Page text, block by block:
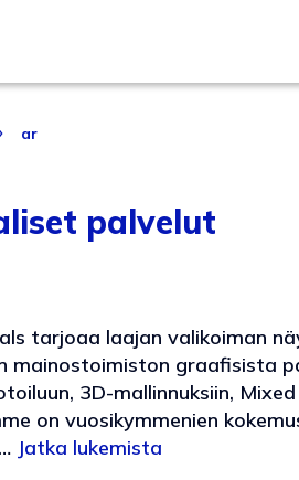
ar
palvelut
tarjoaa laajan valikoiman
mainostoimiston graafisista
3D-mallinnuksiin,
on vuosikymmenien
Jatka lukemista